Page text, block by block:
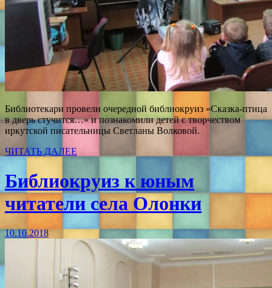
Библиотекари провели очередной библиокруиз «Сказка-птица
в дверь стучится…» и познакомили детей с творчеством
иркутской писательницы Светланы Волковой.
ЧИТАТЬ ДАЛЕЕ
Библиокруиз к юным
читатели села Олонки
10.10.2018